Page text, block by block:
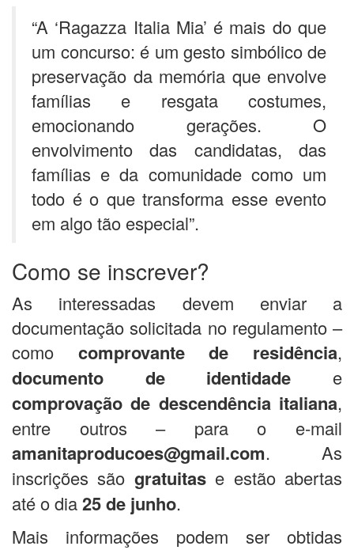
“A ‘Ragazza Italia Mia’ é mais do que
um concurso: é um gesto simbólico de
preservação da memória que envolve
famílias e resgata costumes,
emocionando gerações. O
envolvimento das candidatas, das
famílias e da comunidade como um
todo é o que transforma esse evento
em algo tão especial”.
Como se inscrever?
As interessadas devem enviar a
documentação solicitada no regulamento –
como comprovante de residência,
documento de identidade e
comprovação de descendência italiana,
entre outros – para o e-mail
amanitaproducoes@gmail.com. As
inscrições são gratuitase estão abertas
até o dia25 de junho.
Mais informações podem ser obtidas